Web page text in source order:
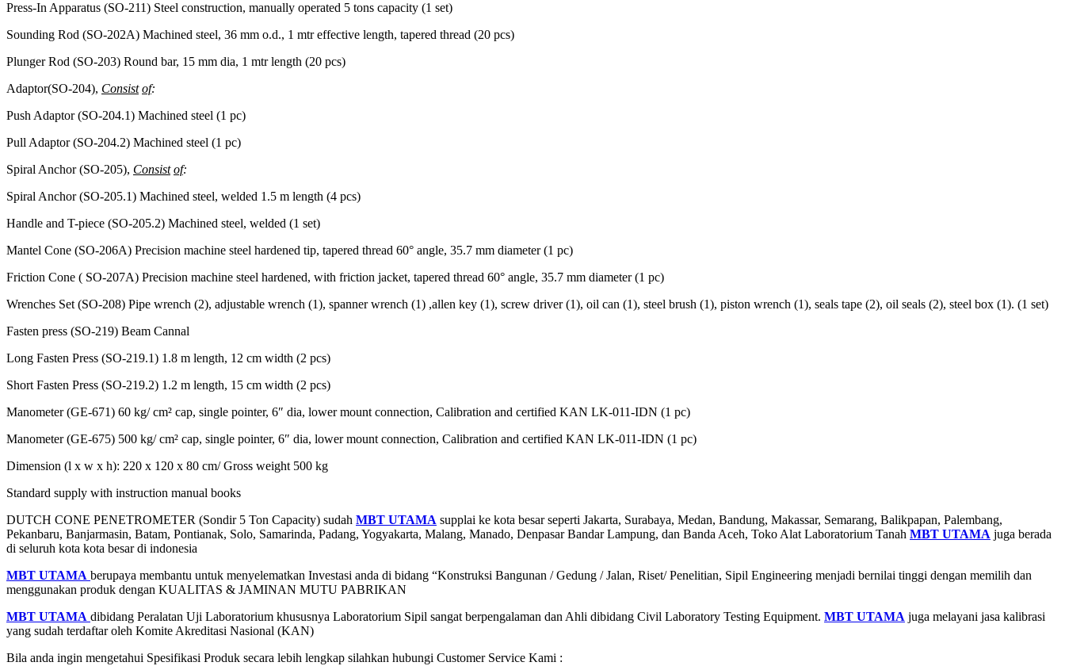
Press-In Apparatus (SO-211) Steel construction, manually operated 5 tons capacity (1 set)
Sounding Rod (SO-202A) Machined steel, 36 mm o.d., 1 mtr effective length, tapered thread (20 pcs)
Plunger Rod (SO-203) Round bar, 15 mm dia, 1 mtr length (20 pcs)
Adaptor(SO-204), Consist of:
Push Adaptor (SO-204.1) Machined steel (1 pc)
Pull Adaptor (SO-204.2) Machined steel (1 pc)
Spiral Anchor (SO-205), Consist of:
Spiral Anchor (SO-205.1) Machined steel, welded 1.5 m length (4 pcs)
Handle and T-piece (SO-205.2) Machined steel, welded (1 set)
Mantel Cone (SO-206A) Precision machine steel hardened tip, tapered thread 60° angle, 35.7 mm diameter (1 pc)
Friction Cone ( SO-207A) Precision machine steel hardened, with friction jacket, tapered thread 60° angle, 35.7 mm diameter (1 pc)
Wrenches Set (SO-208) Pipe wrench (2), adjustable wrench (1), spanner wrench (1) ,allen key (1), screw driver (1), oil can (1), steel brush (1), piston wrench (1), seals tape (2), oil seals (2), steel box (1). (1 set)
Fasten press (SO-219) Beam Cannal
Long Fasten Press (SO-219.1) 1.8 m length, 12 cm width (2 pcs)
Short Fasten Press (SO-219.2) 1.2 m length, 15 cm width (2 pcs)
Manometer (GE-671) 60 kg/ cm² cap, single pointer, 6″ dia, lower mount connection, Calibration and certified KAN LK-011-IDN (1 pc)
Manometer (GE-675) 500 kg/ cm² cap, single pointer, 6″ dia, lower mount connection, Calibration and certified KAN LK-011-IDN (1 pc)
Dimension (l x w x h): 220 x 120 x 80 cm/ Gross weight 500 kg
Standard supply with instruction manual books
DUTCH CONE PENETROMETER (Sondir 5 Ton Capacity) sudah MBT UTAMA supplai ke kota besar seperti Jakarta, Surabaya, Medan, Bandung, Makassar, Semarang, Balikpapan, Palembang,
Pekanbaru, Banjarmasin, Batam, Pontianak, Solo, Samarinda, Padang, Yogyakarta, Malang, Manado, Denpasar Bandar Lampung, dan Banda Aceh, Toko Alat Laboratorium Tanah MBT UTAMA juga berada
di seluruh kota kota besar di indonesia
MBT UTAMA berupaya membantu untuk menyelematkan Investasi anda di bidang “Konstruksi Bangunan / Gedung / Jalan, Riset/ Penelitian, Sipil Engineering menjadi bernilai tinggi dengan memilih dan
menggunakan produk dengan KUALITAS & JAMINAN MUTU PABRIKAN
MBT UTAMA dibidang Peralatan Uji Laboratorium khususnya Laboratorium Sipil sangat berpengalaman dan Ahli dibidang Civil Laboratory Testing Equipment. MBT UTAMA juga melayani jasa kalibrasi
yang sudah terdaftar oleh Komite Akreditasi Nasional (KAN)
Bila anda ingin mengetahui Spesifikasi Produk secara lebih lengkap silahkan hubungi Customer Service Kami :